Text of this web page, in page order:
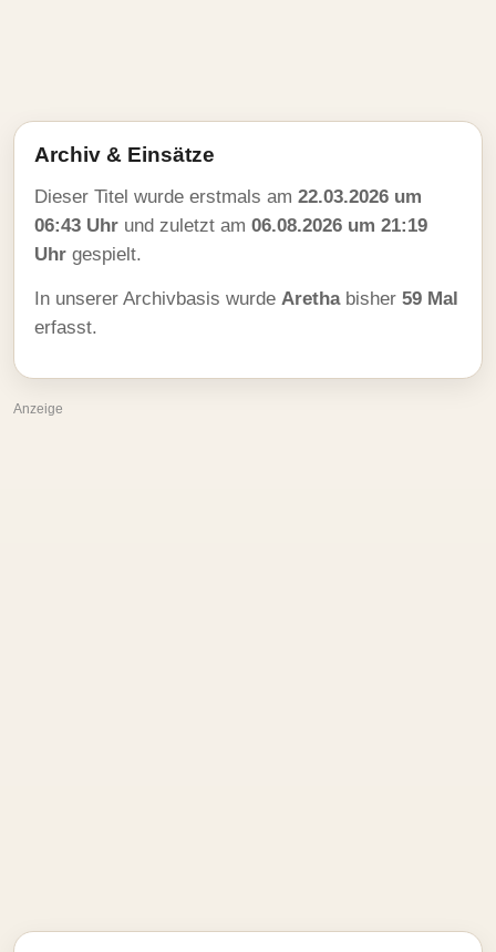
Archiv & Einsätze
Dieser Titel wurde erstmals am 22.03.2026 um
06:43 Uhr und zuletzt am 06.08.2026 um 21:19
Uhr gespielt.
In unserer Archivbasis wurde Arethabisher 59 Mal
erfasst.
Anzeige